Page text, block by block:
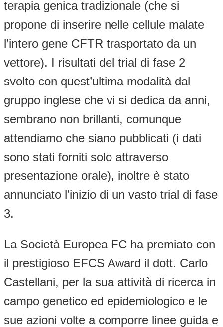
terapia genica tradizionale (che si
propone di inserire nelle cellule malate
l’intero gene CFTR trasportato da un
vettore). I risultati del trial di fase 2
svolto con quest’ultima modalità dal
gruppo inglese che vi si dedica da anni,
sembrano non brillanti, comunque
attendiamo che siano pubblicati (i dati
sono stati forniti solo attraverso
presentazione orale), inoltre è stato
annunciato l’inizio di un vasto trial di fase
3.
La Società Europea FC ha premiato con
il prestigioso EFCS Award il dott. Carlo
Castellani, per la sua attività di ricerca in
campo genetico ed epidemiologico e le
sue azioni volte a comporre linee guida e